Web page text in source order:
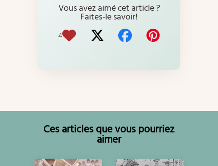
Vous avez aimé cet article ?
Faites-le savoir!
4
Ces articles que vous pourriez
aimer